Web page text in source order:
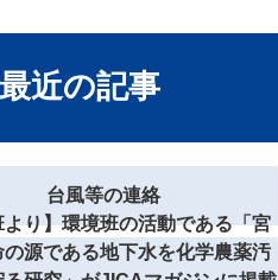
最近の記事
台風等の連絡
より】環境班の活動である「宮
の源である地下水を化学農薬汚